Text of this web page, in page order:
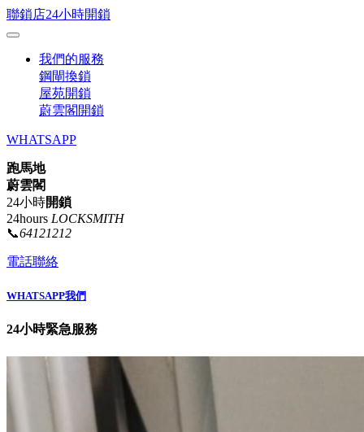
聯鎖店24小時開鎖
我們的服務
鋼閘換鎖
屋苑開鎖
蔚雲閣開鎖
WHATSAPP
跑馬地
蔚雲閣
24小時開鎖
24hours LOCKSMITH
📞64121212
電話聯絡
WHATSAPP我們
24小時緊急服務